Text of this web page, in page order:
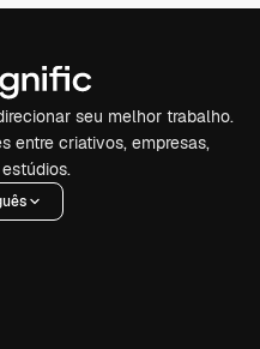
seu melhor trabalho.
entre criativos, empresas,